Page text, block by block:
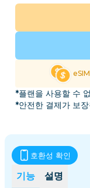
*플랜을 사용할 수
*안전한 결제가 보
기능 설명
호환성 확인